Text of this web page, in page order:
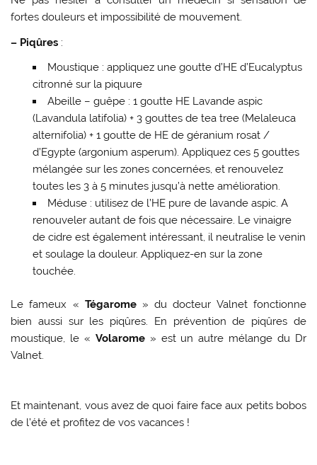
fortes douleurs et impossibilité de mouvement.
– Piqûres :
Moustique : appliquez une goutte d’HE d’Eucalyptus
citronné sur la piquure
Abeille – guêpe : 1 goutte HE Lavande aspic
(Lavandula latifolia) + 3 gouttes de tea tree (Melaleuca
alternifolia) + 1 goutte de HE de géranium rosat /
d’Egypte (argonium asperum). Appliquez ces 5 gouttes
mélangée sur les zones concernées, et renouvelez
toutes les 3 à 5 minutes jusqu’à nette amélioration.
Méduse : utilisez de l’HE pure de lavande aspic. A
renouveler autant de fois que nécessaire. Le vinaigre
de cidre est également intéressant, il neutralise le venin
et soulage la douleur. Appliquez-en sur la zone
touchée.
Le fameux « Tégarome » du docteur Valnet fonctionne
bien aussi sur les piqûres. En prévention de piqûres de
moustique, le « Volarome» est un autre mélange du Dr
Valnet.
Et maintenant, vous avez de quoi faire face aux petits bobos
de l’été et profitez de vos vacances !